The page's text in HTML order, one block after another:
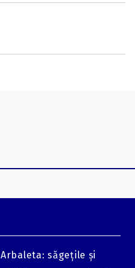
Arbaleta: săgețile și